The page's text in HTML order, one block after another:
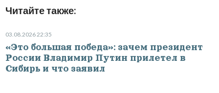
Читайте также:
03.08.2026 22:35
«Это большая победа»: зачем президент
России Владимир Путин прилетел в
Сибирь и что заявил